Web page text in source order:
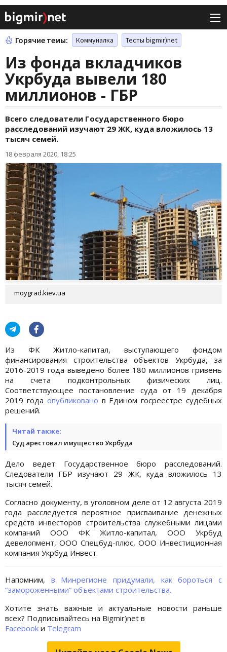
Горячие темы: Коммуналка Тесты bigmir)net
Из фонда вкладчиков
Укрбуда вывели 180
миллионов - ГБР
Всего следователи Государственного бюро
расследований изучают 29 ЖК, куда вложилось 13
тысяч семей.
18 февраля 2020, 18:25
moygrad.kiev.ua
Из ФК Житло-капитал, выступающего фондом
финансирования строительства объектов Укрбуда, за
2016-2019 года выведено более 180 миллионов гривень
на счета подконтрольных физических лиц.
Соответствующее постановление суда от 19 декабря
2019 года опубликовано в Едином госреестре судебных
решений.
Читай также:
Суд арестовал имущество Укрбуда
Дело ведет Государственное бюро расследований.
Следователи ГБР изучают 29 ЖК, куда вложилось 13
тысяч семей.
Согласно документу, в уголовном деле от 12 августа 2019
года расследуется вероятное присваивание денежных
средств инвесторов строительства служебными лицами
компаний ООО ФК Житло-капитал, ООО Укрбуд
девелопмент, ООО Спецбуд-плюс, ООО Инвестиционная
компания Укрбуд Инвест.
Напомним, в Минрегионе придумали, как бороться с
“замороженными“ объектами строительства.
Хотите знать важные и актуальные новости раньше
всех? Подписывайтесь на Bigmir)net в
Facebook и Telegram